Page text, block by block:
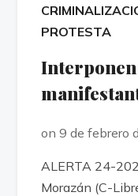
PROTESTA
on 9 de febrero
ALERTA 24-
Morazán (C-